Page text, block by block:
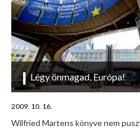
Légy önmagad, Európa!
2009. 10. 16.
Wilfried Martens könyve nem